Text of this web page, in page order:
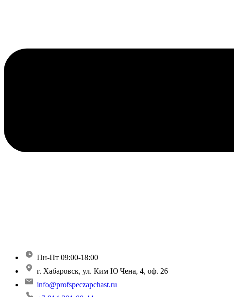
Пн-Пт 09:00-18:00
г. Хабаровск, ул. Ким Ю Чена, 4, оф. 26
info@profspeczapchast.ru